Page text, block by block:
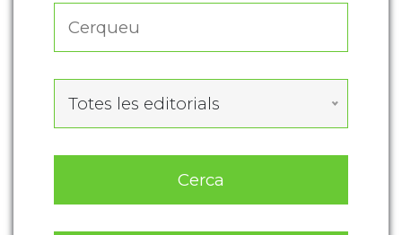
Totes les editorials
Cerca